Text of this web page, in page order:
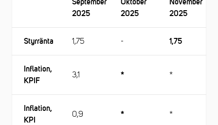
September
2025
Oktober
2025
November
2025
Styrränta 1,75 - 1,75
Inflation,
KPIF
3,1 * *
Inflation,
KPI
0,9 * *